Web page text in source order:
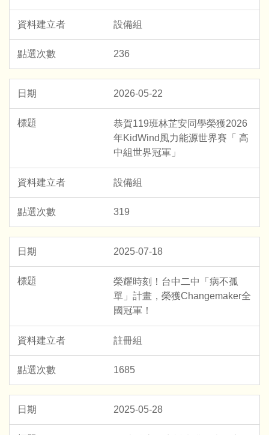
設備組
236
2026-05-22
恭賀119班林芷安同學榮獲2026
年KidWind風力能源世界賽「 高
中組世界冠軍」
設備組
319
2025-07-18
榮耀時刻！台中二中「病不孤
單」計畫，榮獲Changemaker全
國冠軍！
註冊組
1685
2025-05-28